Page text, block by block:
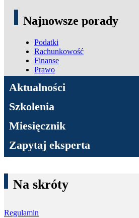
Najnowsze porady
Podatki
Rachunkowość
Finanse
Prawo
ADN Podatki
Aktualności
Szkolenia
Miesięcznik
Zapytaj eksperta
Na skróty
Regulamin